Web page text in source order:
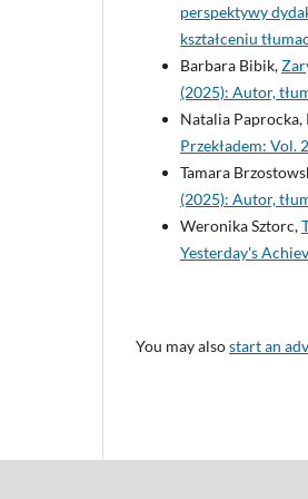
perspektywy
kształceniu
Barbara Bibik,
(2025): Autor,
Natalia Paprocka,
Przekładem: Vol.
Tamara
(2025): Autor,
Weronika Sztorc,
Yesterday's
You may alsostart an